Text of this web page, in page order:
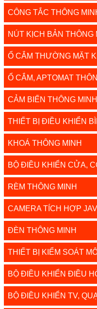
CÔNG TẮC THÔNG
NÚT KỊCH BẢN THÔNG
Ổ CẮM THƯỜNG MẶT
Ổ CẮM, APTOMAT
CẢM BIẾN THÔNG MINH
THIẾT BỊ ĐIỀU KHIỂN
KHOÁ THÔNG MINH
BỘ ĐIỀU KHIỂN CỬA,
RÈM THÔNG MINH
CAMERA TÍCH HỢP
ĐÈN THÔNG MINH
THIẾT BỊ KIỂM SOÁT
BỘ ĐIỀU KHIỂN ĐIỀU
BỘ ĐIỀU KHIỂN TV,